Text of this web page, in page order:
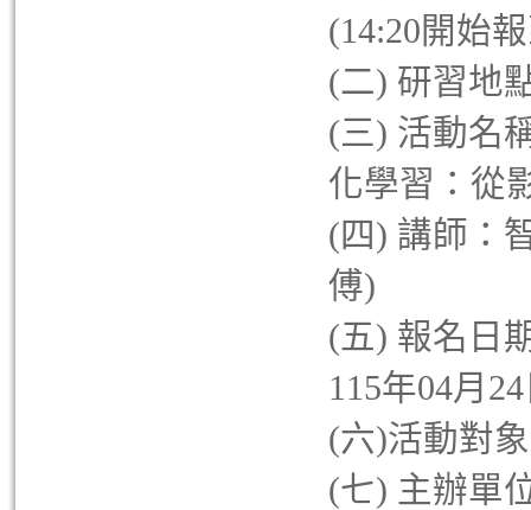
(14:20開始
(二) 研習地
(三) 活動名
化學習：從
(四) 講師：
傅)
(五) 報名日
115年04月
(六)活動對
(七) 主辦單